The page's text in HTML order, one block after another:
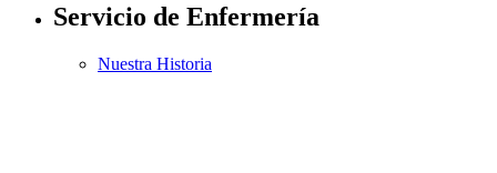
Nuestra Historia
Servicio de Enfermería